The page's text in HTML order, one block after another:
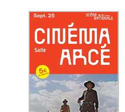
En
plus